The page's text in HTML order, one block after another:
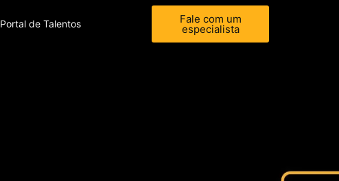
Portal de Talentos Fale com um
especialista